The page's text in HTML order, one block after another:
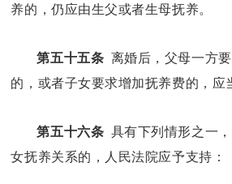
养的，仍应由生父或者生母抚养。
第五十五条 离婚后，父母一方
的，或者子女要求增加抚养费的，应
第五十六条 具有下列情形之一
女抚养关系的，人民法院应予支持：